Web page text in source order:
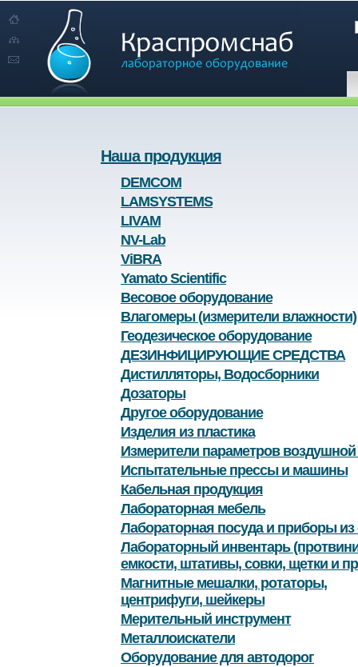
Наша продукция
DEMCOM
LAMSYSTEMS
LIVAM
NV-Lab
ViBRA
Yamato Scientific
Весовое оборудование
Влагомеры (измерители влажности)
Геодезическое оборудование
ДЕЗИНФИЦИРУЮЩИЕ СРЕДСТВА
Дистилляторы, Водосборники
Дозаторы
Другое оборудование
Изделия из пластика
Измерители параметров
Испытательные прессы и машины
Кабельная продукция
Лабораторная мебель
Лабораторная посуда и приборы из
Лабораторный инвентарь
емкости, штативы, совки, щетки и
Магнитные мешалки, ротаторы,
центрифуги, шейкеры
Мерительный инструмент
Металлоискатели
Оборудование для автодорог